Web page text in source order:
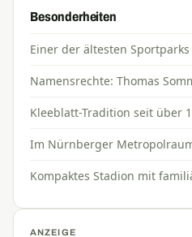
Besonderheiten
Einer der ältesten
Namensrechte: Thomas
Kleeblatt-Tradition seit über
Im Nürnberger
Kompaktes Stadion mit
ANZEIGE